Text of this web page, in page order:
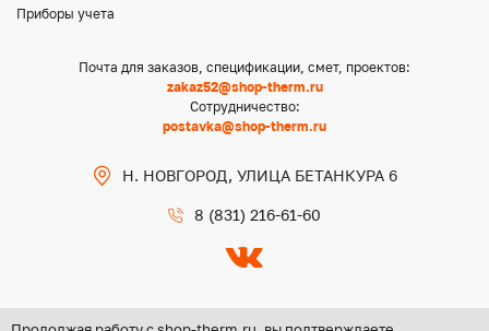
Приборы учета
Почта для заказов, спецификации, смет, проектов:
zakaz52@shop-therm.ru
Сотрудничество:
postavka@shop-therm.ru
Н. НОВГОРОД, УЛИЦА БЕТАНКУРА 6
8 (831) 216-61-60